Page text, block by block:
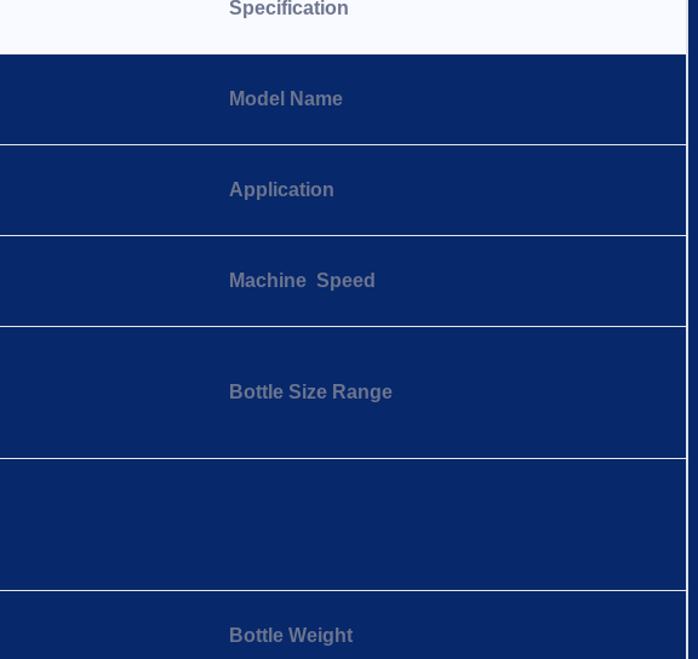
Specification
Model Name
Application
Machine Speed
Bottle Size Range
Bottle Weight